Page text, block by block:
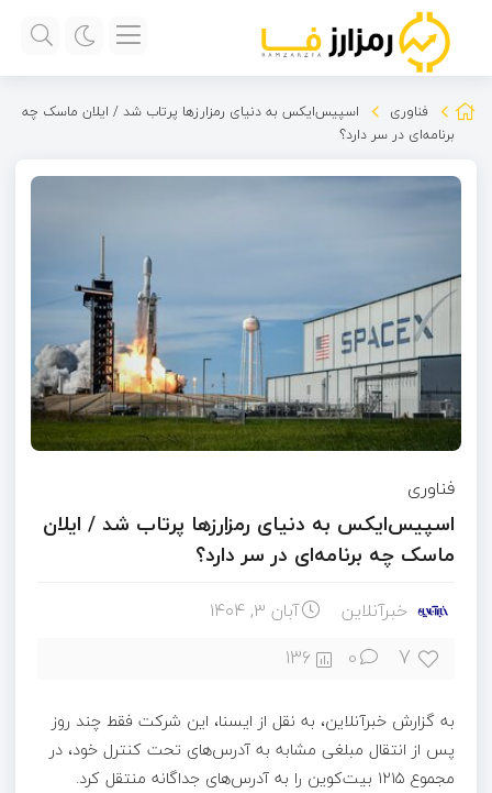
فناوری
اسپیس‌ایکس به دنیای رمزارزها پرتاب شد / ایلان ماسک چه
برنامه‌ای در سر دارد؟
فناوری
اسپیس‌ایکس به دنیای رمزارزها پرتاب شد / ایلان
ماسک چه برنامه‌ای در سر دارد؟
خبرآنلاین آبان ۳, ۱۴۰۴
7
0
136
به گزارش خبرآنلاین، به نقل از ایسنا، این شرکت فقط چند روز
پس از انتقال مبلغی مشابه به آدرس‌های تحت کنترل خود، در
مجموع ۱۲۱۵ بیت‌کوین را به آدرس‌های جداگانه منتقل کرد.